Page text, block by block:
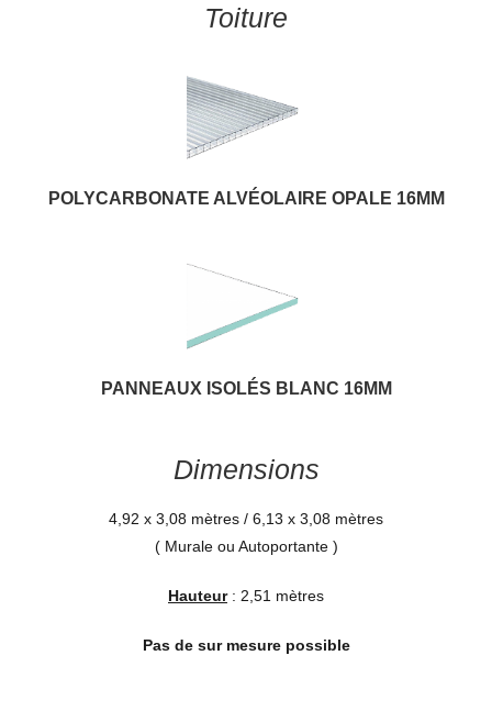
Toiture
POLYCARBONATE ALVÉOLAIRE OPALE 16MM
PANNEAUX ISOLÉS BLANC 16MM
Dimensions
4,92 x 3,08 mètres / 6,13 x 3,08 mètres
( Murale ou Autoportante )
Hauteur: 2,51 mètres
Pas de sur mesure possible